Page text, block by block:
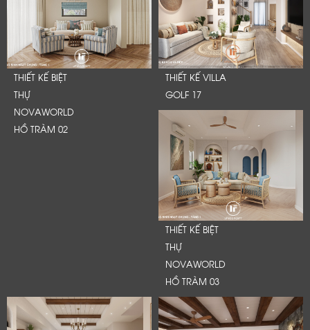
THIẾT KẾ BIỆT
THỰ
NOVAWORLD
HỒ TRÀM 02
THIẾT KẾ VILLA
GOLF 17
THIẾT KẾ BIỆT
THỰ
NOVAWORLD
HỒ TRÀM 03